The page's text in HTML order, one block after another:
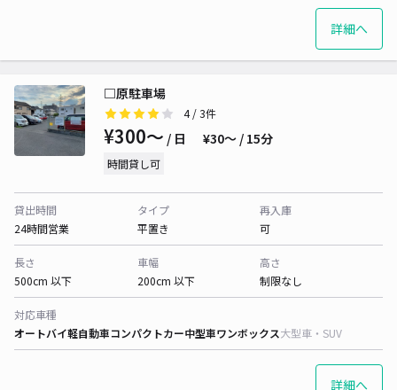
詳細へ
□原駐車場
4/ 3件
¥300〜 / 日 ¥30〜 / 15分
時間貸し可
貸出時間
24時間営業
タイプ
平置き
再入庫
可
長さ
500cm 以下
車幅
200cm 以下
高さ
制限なし
対応車種
オートバイ軽自動車コンパクトカー中型車ワンボックス大型車・SUV
詳細へ